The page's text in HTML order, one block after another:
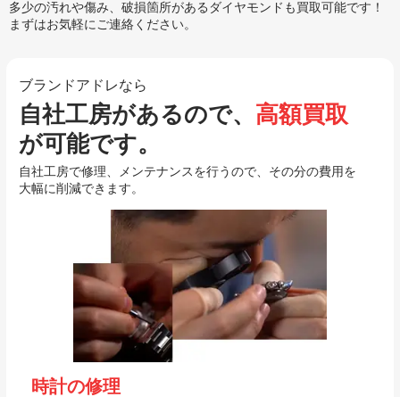
多少の汚れや傷み、破損箇所があるダイヤモンドも買取可能です！
まずはお気軽にご連絡ください。
ブランドアドレなら
自社工房があるので、 高額買取
が可能です。
自社工房で修理、メンテナンスを行うので、その分の費用を
大幅に削減できます。
時計の修理